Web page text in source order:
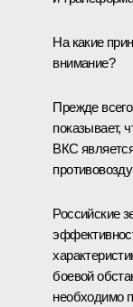
На какие
внимание?
Прежде
показывает,
ВКС
Российские
боевой
необходимо